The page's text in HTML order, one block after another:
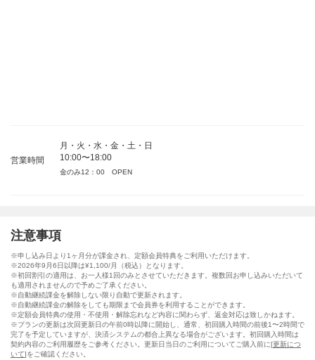
営業時間
月・火・水・金・土・日
10:00〜18:00
金のみ12：00 OPEN
注意事項
※申し込み日より1ヶ月分が課金され、定額会員特典をご利用いただけます。
※2026年9月6日以降は¥1,100/月（税込）となります。
※初回割引の適用は、お一人様1回のみとさせていただきます。複数回お申し込みいただいて
も適用されませんので予めご了承ください。
※自動継続課金を解除しない限り自動で更新されます。
※自動継続課金の解除をしても期限まで会員券を利用することができます。
※定額会員特典の使用・不使用・解除忘れなど内容に関わらず、返金対応は致しかねます。
※プランの更新は次回更新日の午前0時以降に開始し、通常、初回購入時間の前後1〜2時間で
完了を予定していますが、決済システムの都合上異なる場合がございます。初回購入時間は
契約内容のご利用履歴をご参考ください。更新日当日のご利用についてご購入前に[更新につ
いて]をご確認ください。